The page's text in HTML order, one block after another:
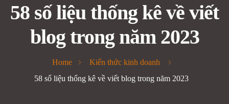
58 số liệu thống kê về viết
blog trong năm 2023
Home
Kiến thức kinh doanh
58 số liệu thống kê về viết blog trong năm 2023